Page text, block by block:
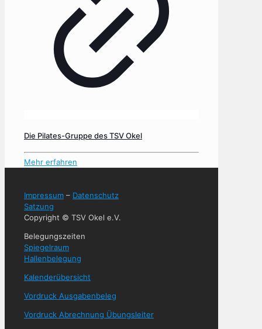
Die Pilates-Gruppe des TSV Okel
Mehr erfahren
Impressum – Datenschutz
Satzung
Copyright © TSV Okel e.V.
Belegungszeiten
Spiegelraum
Hallenbelegung
Kalenderübersicht
Vordruck Ausgabenbeleg
Vordruck Abrechnung Übungsleiter